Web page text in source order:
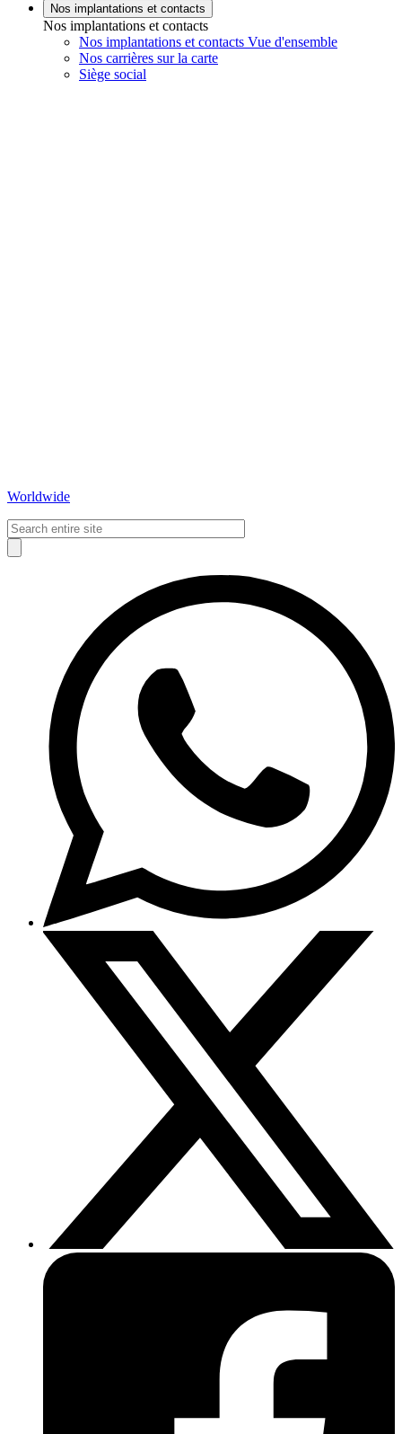
Nos implantations et contacts
Nos implantations et contacts
Nos implantations et contacts Vue d'ensemble
Nos carrières sur la carte
Siège social
Worldwide